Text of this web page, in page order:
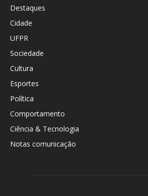
Destaques
Cidade
UFPR
Sociedade
Cultura
Esportes
Política
Comportamento
Ciência & Tecnologia
Notas comunicação